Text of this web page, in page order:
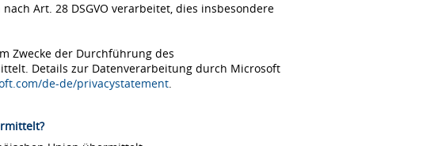
Art. 28 DSGVO verarbeitet, dies insbesondere
Zwecke der Durchführung des
Details zur Datenverarbeitung durch Microsoft
de-de/privacystatement.